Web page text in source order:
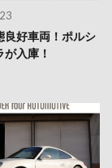
良好車両！ポルシ
が入庫！